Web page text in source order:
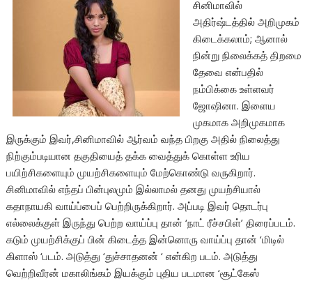
சினிமாவில்
அதிர்ஷ்டத்தில் அறிமுகம்
கிடைக்கலாம்; ஆனால்
நின்று நிலைக்கத் திறமை
தேவை என்பதில்
நம்பிக்கை உள்ளவர்
ஜோஷினா. இளைய
முகமாக அறிமுகமாக
இருக்கும் இவர்,சினிமாவில் ஆர்வம் வந்த பிறகு அதில் நிலைத்து
நிற்கும்படியான தகுதியைத் தக்க வைத்துக் கொள்ள உரிய
பயிற்சிகளையும் முயற்சிகளையும் மேற்கொண்டு வருகிறார்.
சினிமாவில் எந்தப் பின்புலமும் இல்லாமல் தனது முயற்சியால்
கதாநாயகி வாய்ப்பைப் பெற்றிருக்கிறார். அப்படி இவர் தொடர்பு
எல்லைக்குள் இருந்து பெற்ற வாய்ப்பு தான் ‘நாட் ரீச்சபிள்’ திரைப்படம்.
கடும் முயற்சிக்குப் பின் கிடைத்த இன்னொரு வாய்ப்பு தான் ‘மிடில்
கிளாஸ் ‘படம். அடுத்து ‘துச்சாதனன் ‘ என்கிற படம். அடுத்து
வெற்றிவீரன் மகாலிங்கம் இயக்கும் புதிய படமான ‘சூட்கேஸ்